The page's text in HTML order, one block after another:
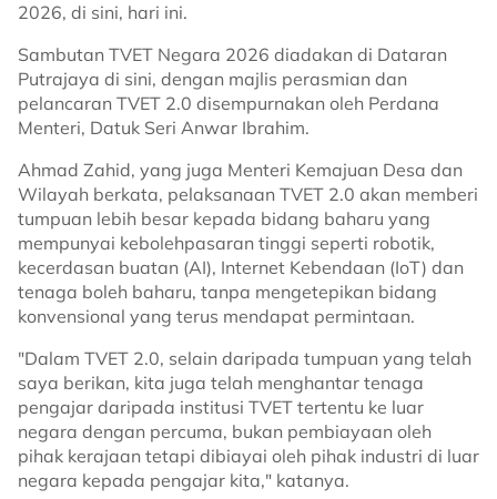
2026, di sini, hari ini.
Sambutan TVET Negara 2026 diadakan di Dataran
Putrajaya di sini, dengan majlis perasmian dan
pelancaran TVET 2.0 disempurnakan oleh Perdana
Menteri, Datuk Seri Anwar Ibrahim.
Ahmad Zahid, yang juga Menteri Kemajuan Desa dan
Wilayah berkata, pelaksanaan TVET 2.0 akan memberi
tumpuan lebih besar kepada bidang baharu yang
mempunyai kebolehpasaran tinggi seperti robotik,
kecerdasan buatan (AI), Internet Kebendaan (IoT) dan
tenaga boleh baharu, tanpa mengetepikan bidang
konvensional yang terus mendapat permintaan.
"Dalam TVET 2.0, selain daripada tumpuan yang telah
saya berikan, kita juga telah menghantar tenaga
pengajar daripada institusi TVET tertentu ke luar
negara dengan percuma, bukan pembiayaan oleh
pihak kerajaan tetapi dibiayai oleh pihak industri di luar
negara kepada pengajar kita," katanya.